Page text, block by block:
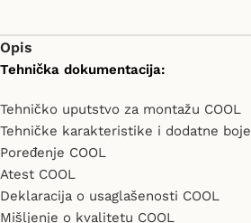
Opis
Tehnička dokumentacija:
Tehničko uputstvo za montažu COOL
Tehničke karakteristike i dodatne boje
Poređenje COOL
Atest COOL
Deklaracija o usaglašenosti COOL
Mišljenje o kvalitetu COOL